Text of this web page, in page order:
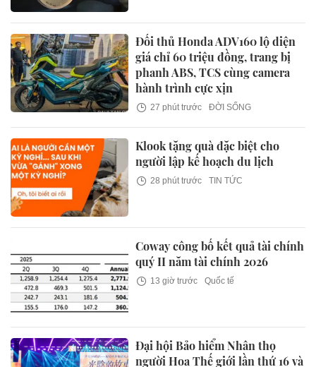
Đối thủ Honda ADV160 lộ diện
giá chỉ 60 triệu đồng, trang bị
phanh ABS, TCS cùng camera
hành trình cực xịn
27 phút trước ĐỜI SỐNG
Klook tặng quà đặc biệt cho
người lập kế hoạch du lịch
28 phút trước TIN TỨC
Coway công bố kết quả tài chính
quý II năm tài chính 2026
13 giờ trước Quốc tế
Đại hội Bảo hiểm Nhân thọ
người Hoa Thế giới lần thứ 16 và